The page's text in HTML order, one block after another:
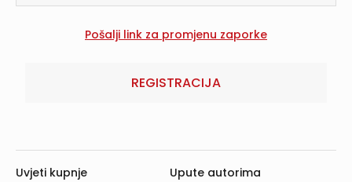
REGISTRACIJA
Uvjeti kupnje Upute autorima